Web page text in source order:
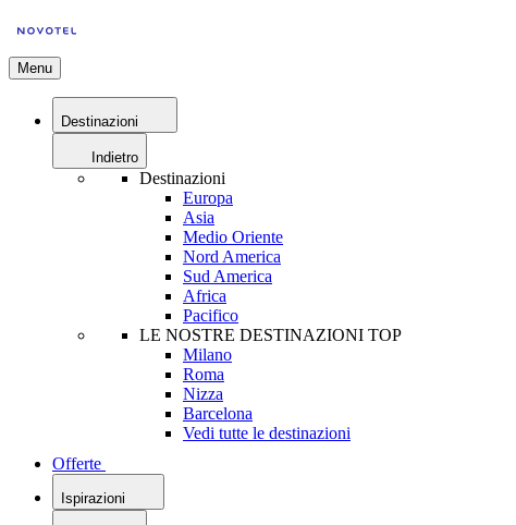
Menu
Destinazioni
Indietro
Destinazioni
Europa
Asia
Medio Oriente
Nord America
Sud America
Africa
Pacifico
LE NOSTRE DESTINAZIONI TOP
Milano
Roma
Nizza
Barcelona
Vedi tutte le destinazioni
Offerte
Ispirazioni